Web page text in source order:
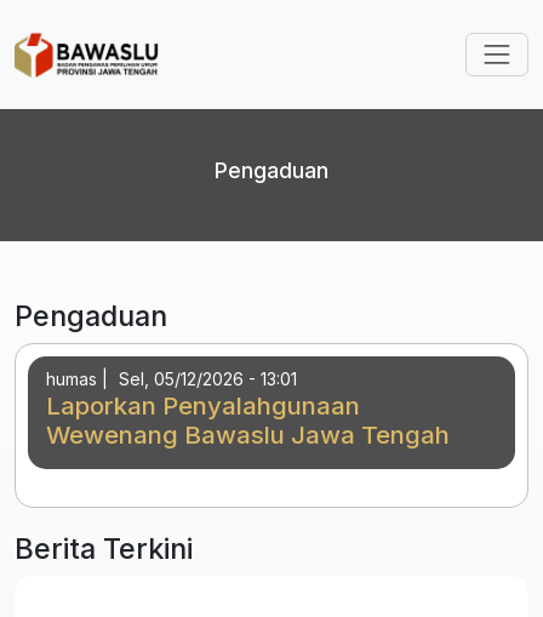
Pengaduan
Pengaduan
humas | Sel, 05/12/2026 - 13:01
Laporkan Penyalahgunaan
Wewenang Bawaslu Jawa Tengah
Berita Terkini